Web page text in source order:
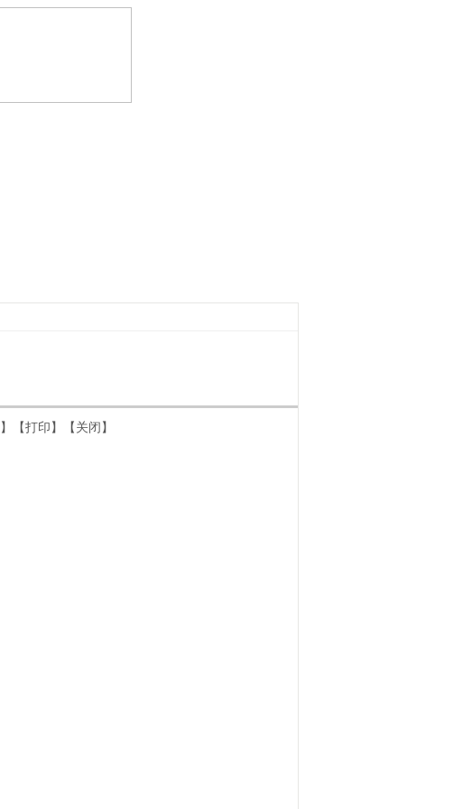
】【打印 】 【关闭】